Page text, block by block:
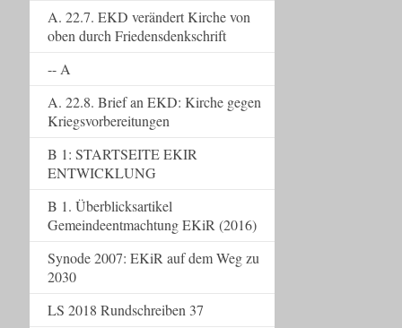
A. 22.7. EKD verändert Kirche von
oben durch Friedensdenkschrift
-- A
A. 22.8. Brief an EKD: Kirche gegen
Kriegsvorbereitungen
B 1: STARTSEITE EKIR
ENTWICKLUNG
B 1. Überblicksartikel
Gemeindeentmachtung EKiR (2016)
Synode 2007: EKiR auf dem Weg zu
2030
LS 2018 Rundschreiben 37